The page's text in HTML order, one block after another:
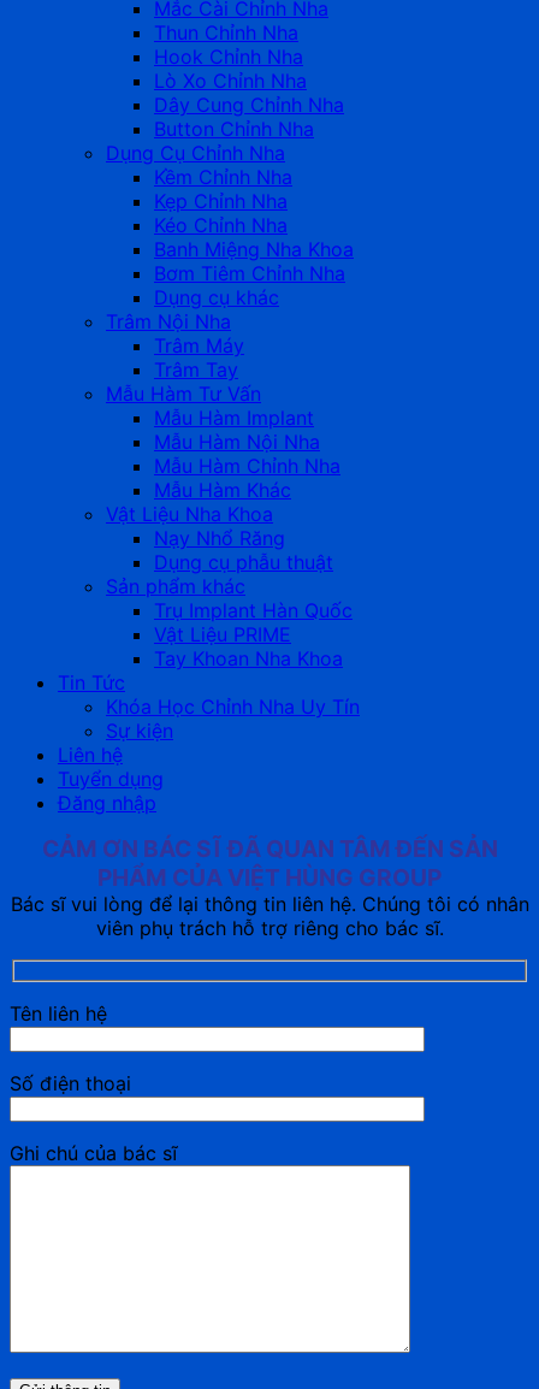
Mắc Cài Chỉnh Nha
Thun Chỉnh Nha
Hook Chỉnh Nha
Lò Xo Chỉnh Nha
Dây Cung Chỉnh Nha
Button Chỉnh Nha
Dụng Cụ Chỉnh Nha
Kềm Chỉnh Nha
Kẹp Chỉnh Nha
Kéo Chỉnh Nha
Banh Miệng Nha Khoa
Bơm Tiêm Chỉnh Nha
Dụng cụ khác
Trâm Nội Nha
Trâm Máy
Trâm Tay
Mẫu Hàm Tư Vấn
Mẫu Hàm Implant
Mẫu Hàm Nội Nha
Mẫu Hàm Chỉnh Nha
Mẫu Hàm Khác
Vật Liệu Nha Khoa
Nạy Nhổ Răng
Dụng cụ phẫu thuật
Sản phẩm khác
Trụ Implant Hàn Quốc
Vật Liệu PRIME
Tay Khoan Nha Khoa
Tin Tức
Khóa Học Chỉnh Nha Uy Tín
Sự kiện
Liên hệ
Tuyển dụng
Đăng nhập
CẢM ƠN BÁC SĨ ĐÃ QUAN TÂM ĐẾN SẢN
PHẨM CỦA VIỆT HÙNG GROUP
Bác sĩ vui lòng để lại thông tin liên hệ. Chúng tôi có nhân
viên phụ trách hỗ trợ riêng cho bác sĩ.
Tên liên hệ
Số điện thoại
Ghi chú của bác sĩ